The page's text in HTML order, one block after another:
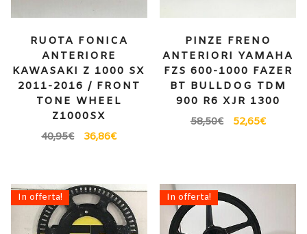
RUOTA FONICA
ANTERIORE
KAWASAKI Z 1000 SX
2011-2016 / FRONT
TONE WHEEL
Z1000SX
40,95€ 36,86€
PINZE FRENO
ANTERIORI YAMAHA
FZS 600-1000 FAZER
BT BULLDOG TDM
900 R6 XJR 1300
58,50€ 52,65€
In offerta! In offerta!